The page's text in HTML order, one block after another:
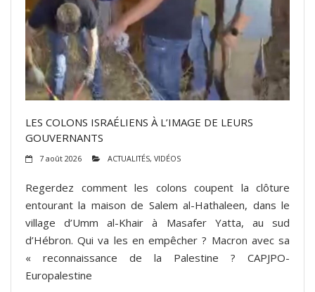
LES COLONS ISRAÉLIENS À L’IMAGE DE LEURS
GOUVERNANTS
7 août 2026 ACTUALITÉS, VIDÉOS
Regerdez comment les colons coupent la clôture
entourant la maison de Salem al-Hathaleen, dans le
village d’Umm al-Khair à Masafer Yatta, au sud
d’Hébron. Qui va les en empêcher ? Macron avec sa
« reconnaissance de la Palestine ? CAPJPO-
Europalestine